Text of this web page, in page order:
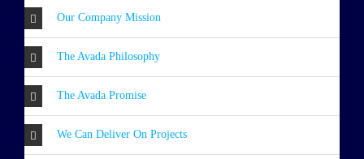
Our Company Mission
The Avada Philosophy
The Avada Promise
We Can Deliver On Projects